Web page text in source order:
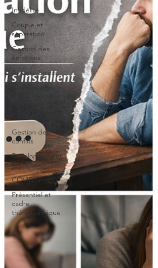
Infidélité
Couple et
séparation
Gestion des
émotions
Anxiété/Stress
Communication
Gestion des
conflits
Développement
personnel
COVID19
Présentiel et
cadre
thérapeuthique